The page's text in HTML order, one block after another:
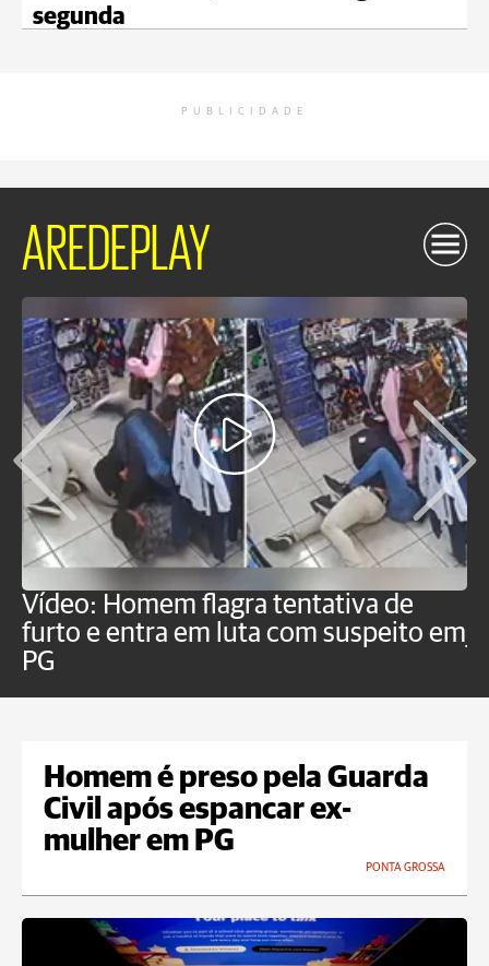
segunda
PUBLICIDADE
AREDEPLAY
Vídeo: Homem flagra tentativa de
furto e entra em luta com suspeito em
PG
Homem é preso pela Guarda
Civil após espancar ex-
mulher em PG
PONTA GROSSA